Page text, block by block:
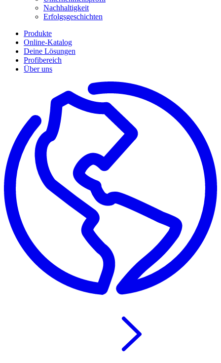
Nachhaltigkeit
Erfolgsgeschichten
Produkte
Online-Katalog
Deine Lösungen
Profibereich
Über uns